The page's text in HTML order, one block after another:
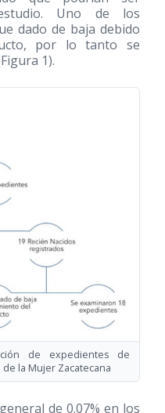
Uno de los
dado de baja debido
por lo tanto se
1).
de expedientes de
la Mujer Zacatecana
de 0.07% en los